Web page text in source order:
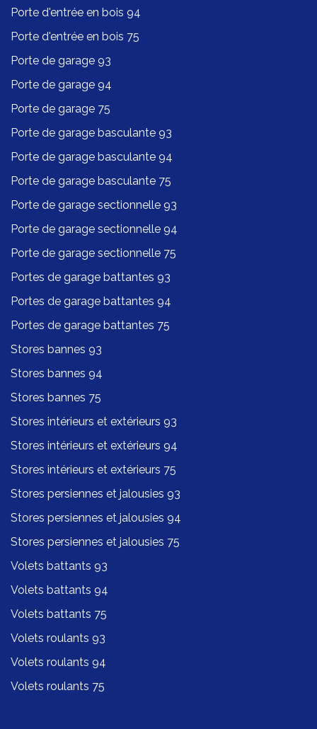
Porte d'entrée en bois 94
Porte d'entrée en bois 75
Porte de garage 93
Porte de garage 94
Porte de garage 75
Porte de garage basculante 93
Porte de garage basculante 94
Porte de garage basculante 75
Porte de garage sectionnelle 93
Porte de garage sectionnelle 94
Porte de garage sectionnelle 75
Portes de garage battantes 93
Portes de garage battantes 94
Portes de garage battantes 75
Stores bannes 93
Stores bannes 94
Stores bannes 75
Stores intérieurs et extérieurs 93
Stores intérieurs et extérieurs 94
Stores intérieurs et extérieurs 75
Stores persiennes et jalousies 93
Stores persiennes et jalousies 94
Stores persiennes et jalousies 75
Volets battants 93
Volets battants 94
Volets battants 75
Volets roulants 93
Volets roulants 94
Volets roulants 75